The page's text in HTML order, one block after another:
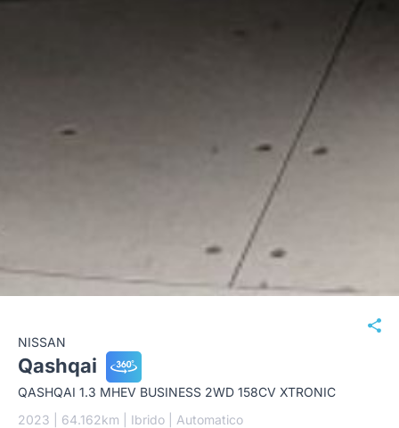
NISSAN
Qashqai
QASHQAI 1.3 MHEV BUSINESS 2WD 158CV XTRONIC
2023 | 64.162km | Ibrido | Automatico